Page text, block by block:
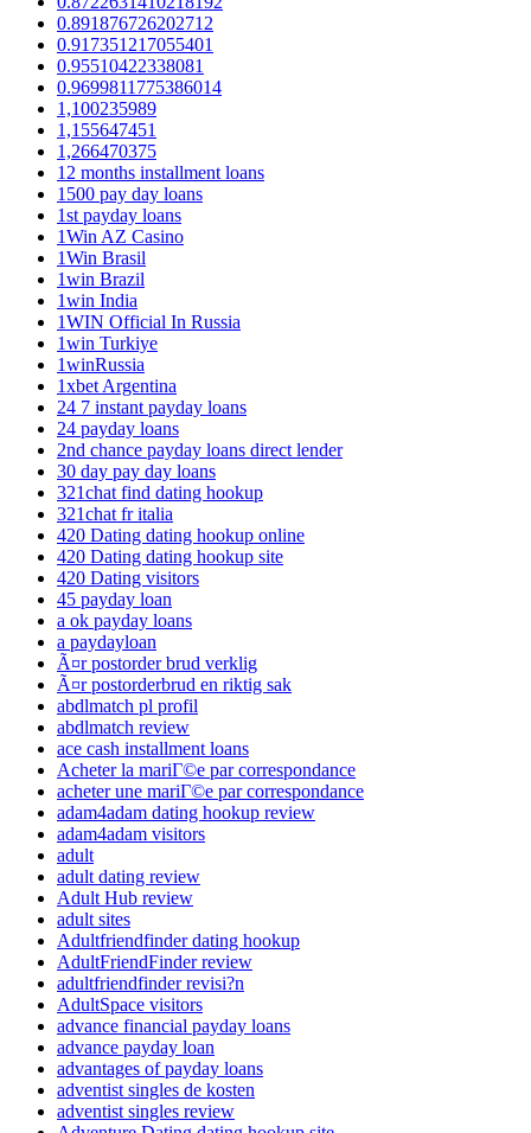
0.891876726202712
0.917351217055401
0.95510422338081
0.9699811775386014
1,100235989
1,155647451
1,266470375
12 months installment loans
1500 pay day loans
1st payday loans
1Win AZ Casino
1Win Brasil
1win Brazil
1win India
1WIN Official In Russia
1win Turkiye
1winRussia
1xbet Argentina
24 7 instant payday loans
24 payday loans
2nd chance payday loans direct lender
30 day pay day loans
321chat find dating hookup
321chat fr italia
420 Dating dating hookup online
420 Dating dating hookup site
420 Dating visitors
45 payday loan
a ok payday loans
a paydayloan
Ã¤r postorder brud verklig
Ã¤r postorderbrud en riktig sak
abdlmatch pl profil
abdlmatch review
ace cash installment loans
Acheter la mariГ©e par correspondance
acheter une mariГ©e par correspondance
adam4adam dating hookup review
adam4adam visitors
adult
adult dating review
Adult Hub review
adult sites
Adultfriendfinder dating hookup
AdultFriendFinder review
adultfriendfinder revisi?n
AdultSpace visitors
advance financial payday loans
advance payday loan
advantages of payday loans
adventist singles de kosten
adventist singles review